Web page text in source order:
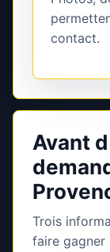
contact.
Avant
Trois
faire gagner